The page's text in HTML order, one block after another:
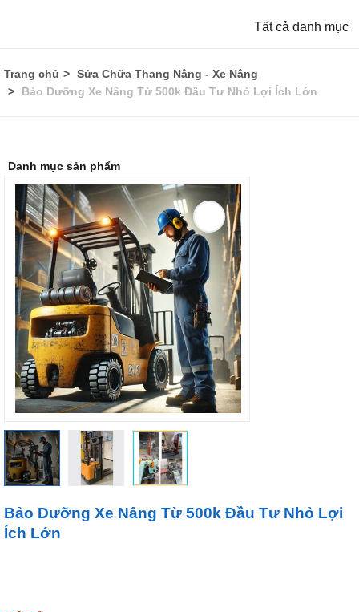
Tất cả danh mục
Trang chủ
Sửa Chữa Thang Nâng - Xe Nâng
Bảo Dưỡng Xe Nâng Từ 500k Đầu Tư Nhỏ Lợi Ích Lớn
Danh mục sản phẩm
Bảo Dưỡng Xe Nâng Từ 500k Đầu Tư Nhỏ Lợi
Ích Lớn